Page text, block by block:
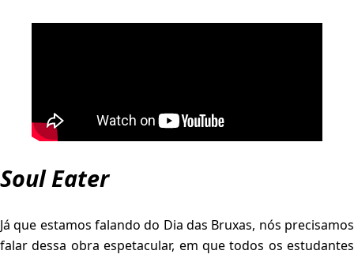
Soul Eater
Já que estamos falando do Dia das Bruxas, nós precisamos
falar dessa obra espetacular, em que todos os estudantes